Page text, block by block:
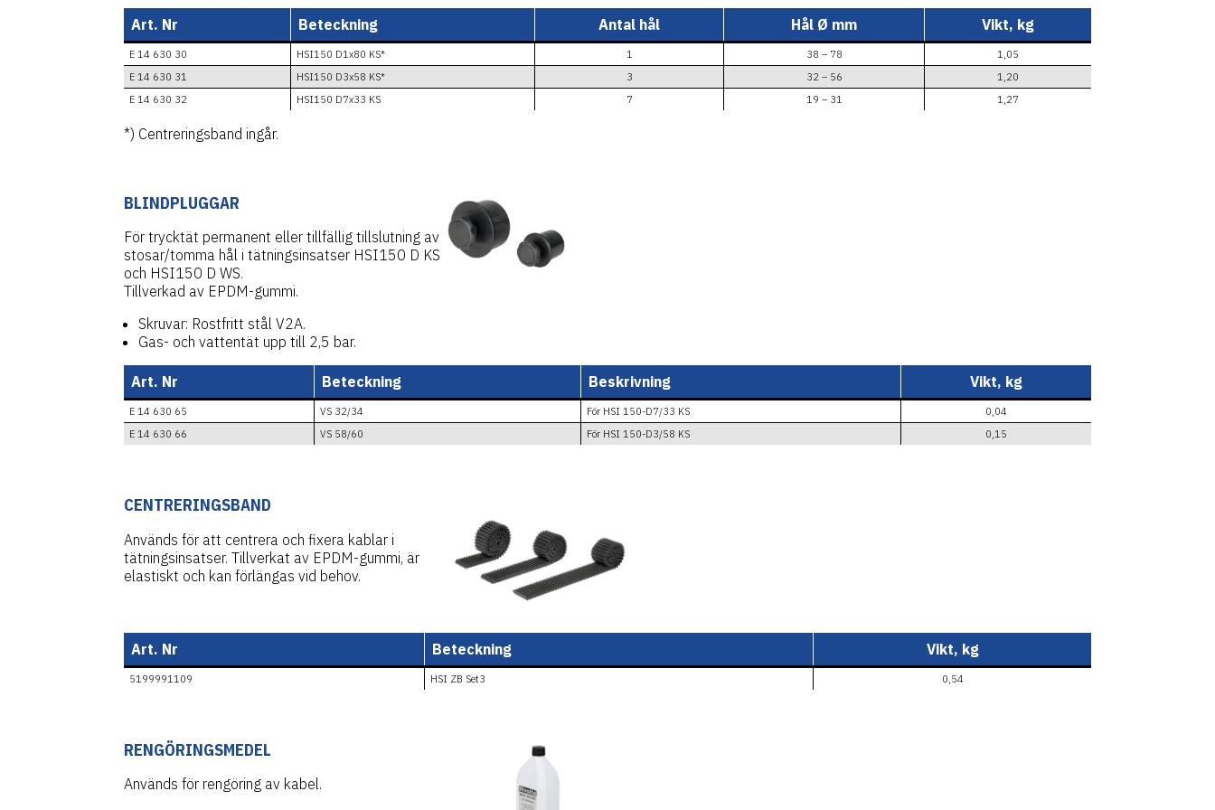
Art. Nr Beteckning Antal hål Hål Ø mm Vikt, kg
E 14 630 30 HSI150 D1x80 KS* 1 38 – 78
1,05
E 14 630 31
HSI150 D3x58 KS* 3 32 – 56
1,20
E 14 630 32
HSI150 D7x33 KS 7 19 – 31 1,27
*) Centreringsband ingår.
BLINDPLUGGAR
För trycktät permanent eller tillfällig tillslutning av
stosar/tomma hål i tätningsinsatser HSI150 D KS
och HSI150 D WS.
Tillverkad av EPDM-gummi.
Skruvar: Rostfritt stål V2A.
Gas- och vattentät upp till 2,5 bar.
Art. Nr Beteckning Beskrivning Vikt, kg
E 14 630 65 VS 32/34 För HSI 150-D7/33 KS
0,04
E 14 630 66
VS 58/60 För HSI 150-D3/58 KS 0,15
CENTRERINGSBAND
Används för att centrera och fixera kablar i
tätningsinsatser. Tillverkat av EPDM-gummi, är
elastiskt och kan förlängas vid behov.
Art. Nr Beteckning Vikt, kg
5199991109 HSI ZB Set3 0,54
RENGÖRINGSMEDEL
Används för rengöring av kabel.